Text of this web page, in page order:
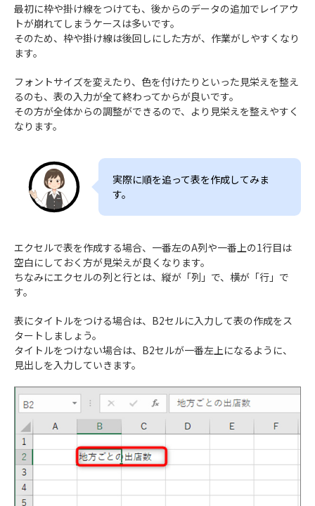
最初に枠や掛け線をつけても、後からのデータの追加でレイアウ
トが崩れてしまうケースは多いです。
そのため、枠や掛け線は後回しにした方が、作業がしやすくなり
ます。
フォントサイズを変えたり、色を付けたりといった見栄えを整え
るのも、表の入力が全て終わってからが良いです。
その方が全体からの調整ができるので、より見栄えを整えやすく
なります。
実際に順を追って表を作成してみま
す。
エクセルで表を作成する場合、一番左のA列や一番上の1行目は
空白にしておく方が見栄えが良くなります。
ちなみにエクセルの列と行とは、縦が「列」で、横が「行」で
す。
表にタイトルをつける場合は、B2セルに入力して表の作成をス
タートしましょう。
タイトルをつけない場合は、B2セルが一番左上になるように、
見出しを入力していきます。